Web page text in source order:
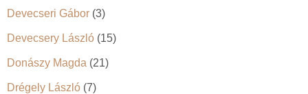
Devecseri Gábor (3)
Devecsery László (15)
Donászy Magda (21)
Drégely László (7)